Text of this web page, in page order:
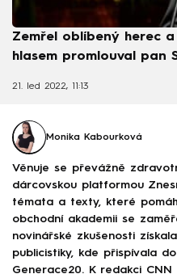
Zemřel oblíbený herec
hlasem promlouval pan
21. led 2022, 11:13nemoc
Monika Kabourková
Věnuje se převážně
dárcovskou platformou
témata a texty, které
obchodní akademii se
novinářské zkušenosti
publicistiky, kde přispívala
Generace20. K redakci